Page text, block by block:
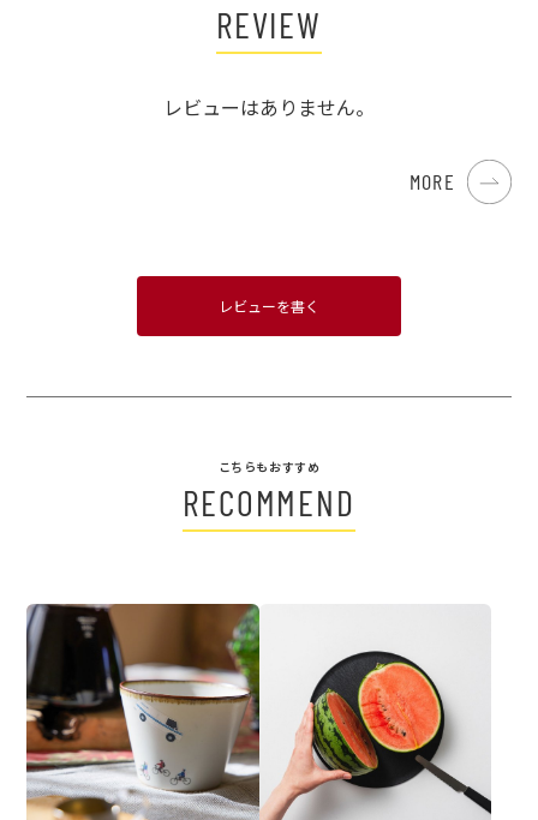
REVIEW
レビューはありません。
MORE
レビューを書く
こちらもおすすめ
RECOMMEND